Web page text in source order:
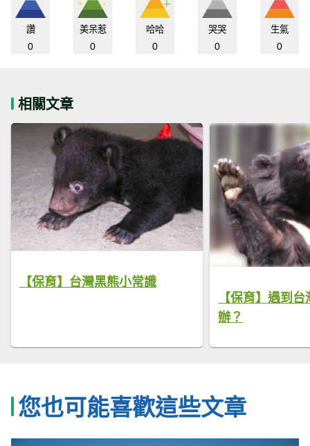
讚
0
美呆惹
0
哈哈
0
哭哭
0
生氣
0
相關文章
【保育】台灣黑熊小常識
【保育】遇到
辦？
您也可能喜歡這些文章